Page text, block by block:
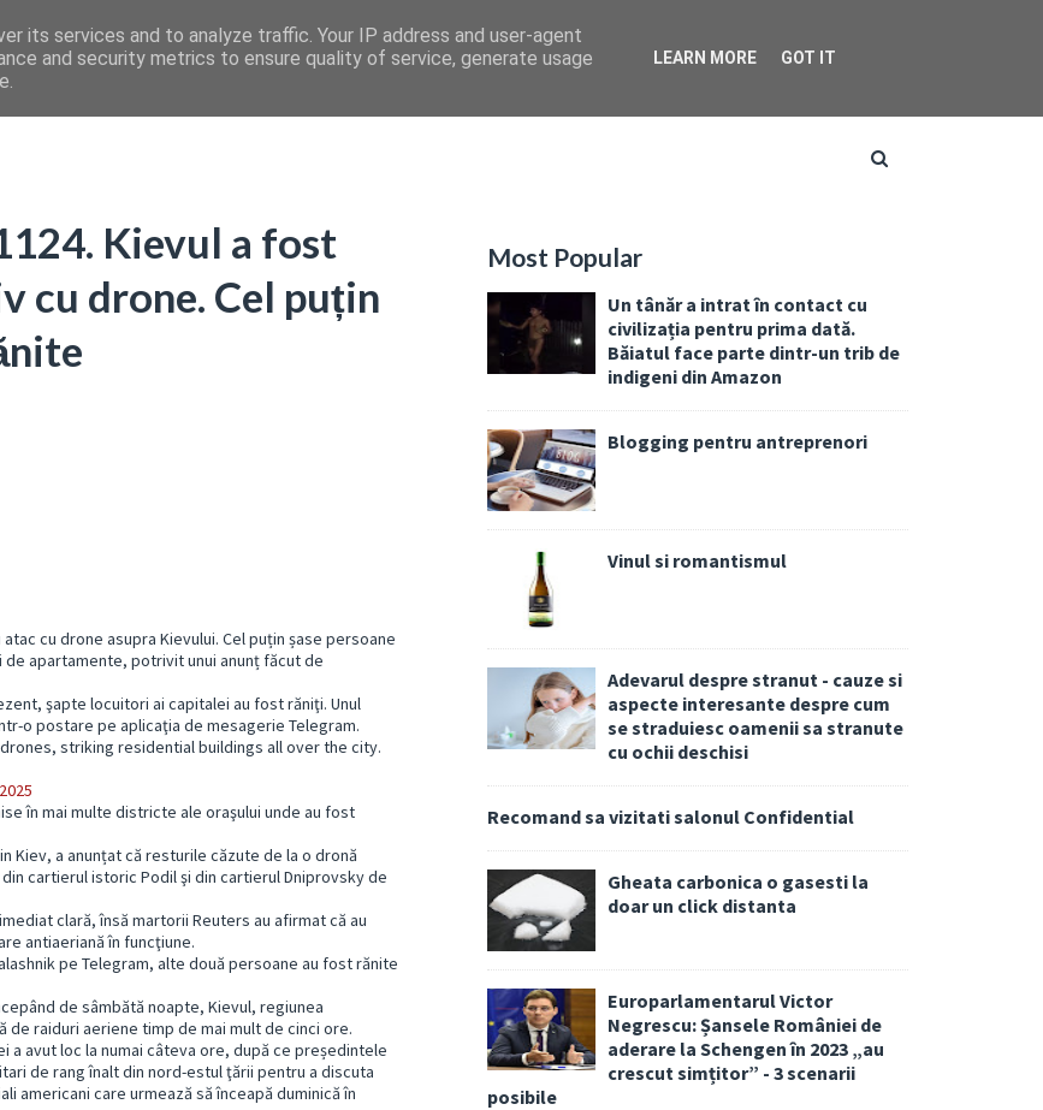
Kievul a fost
cu drone. Cel puțin
cu drone asupra Kievului. Cel puțin șase persoane
apartamente, potrivit unui anunț făcut de
şapte locuitori ai capitalei au fost răniţi. Unul
o postare pe aplicaţia de mesagerie Telegram.
striking residential buildings all over the city.
în mai multe districte ale oraşului unde au fost
Kiev, a anunțat că resturile căzute de la o dronă
cartierul istoric Podil şi din cartierul Dniprovsky de
clară, însă martorii Reuters au afirmat că au
antiaeriană în funcţiune.
pe Telegram, alte două persoane au fost rănite
de sâmbătă noapte, Kievul, regiunea
raiduri aeriene timp de mai mult de cinci ore.
a avut loc la numai câteva ore, după ce președintele
de rang înalt din nord-estul ţării pentru a discuta
americani care urmează să înceapă duminică în
Most Popular
Un tânăr a intrat în contact cu
civilizația pentru prima dată.
Băiatul face parte dintr-un trib de
indigeni din Amazon
Blogging pentru antreprenori
Vinul si romantismul
Adevarul despre stranut - cauze si
aspecte interesante despre cum
se straduiesc oamenii sa stranute
cu ochii deschisi
Recomand sa vizitati salonul Confidential
Gheata carbonica o gasesti la
doar un click distanta
Europarlamentarul Victor
Negrescu: Șansele României de
aderare la Schengen în 2023 „au
crescut simțitor” - 3 scenarii
posibile
its services and to analyze traffic. Your IP address and user-agent
and security metrics to ensure quality of service, generate usage
LEARN MORE GOT IT